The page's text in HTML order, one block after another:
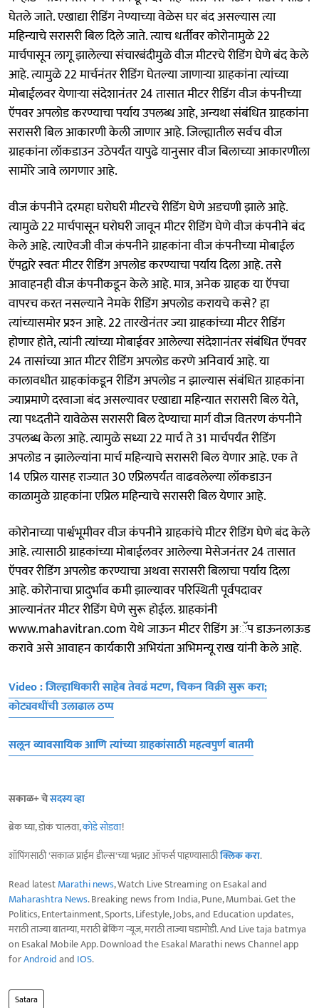
घेतले जाते. एखाद्या रीडिंग नेण्याच्या वेळेस घर बंद असल्यास त्या
महिन्याचे सरासरी बिल दिले जाते. त्याच धर्तीवर कोरोनामुळे 22
मार्चपासून लागू झालेल्या संचारबंदीमुळे वीज मीटरचे रीडिंग घेणे बंद केले
आहे. त्यामुळे 22 मार्चनंतर रीडिंग घेतल्या जाणाऱ्या ग्राहकांना त्यांच्या
मोबाईलवर येणाऱ्या संदेशानंतर 24 तासात मीटर रीडिंग वीज कंपनीच्या
ऍपवर अपलोड करण्याचा पर्याय उपलब्ध आहे, अन्यथा संबंधित ग्राहकांना
सरासरी बिल आकारणी केली जाणार आहे. जिल्ह्यातील सर्वच वीज
ग्राहकांना लॉकडाउन उठेपर्यंत यापुढे यानुसार वीज बिलाच्या आकारणीला
सामोरे जावे लागणार आहे.
वीज कंपनीने दरमहा घरोघरी मीटरचे रीडिंग घेणे अडचणी झाले आहे.
त्यामुळे 22 मार्चपासून घरोघरी जावून मीटर रीडिंग घेणे वीज कंपनीने बंद
केले आहे. त्याऐवजी वीज कंपनीने ग्राहकांना वीज कंपनीच्या मोबाईल
ऍपद्वारे स्वतः मीटर रीडिंग अपलोड करण्याचा पर्याय दिला आहे. तसे
आवाहनही वीज कंपनीकडून केले आहे. मात्र, अनेक ग्राहक या ऍपचा
वापरच करत नसल्याने नेमके रीडिंग अपलोड करायचे कसे? हा
त्यांच्यासमोर प्रश्‍न आहे. 22 तारखेनंतर ज्या ग्राहकांच्या मीटर रीडिंग
होणार होते, त्यांनी त्यांच्या मोबाईवर आलेल्या संदेशानंतर संबंधित ऍपवर
24 तासांच्या आत मीटर रीडिंग अपलोड करणे अनिवार्य आहे. या
कालावधीत ग्राहकांकडून रीडिंग अपलोड न झाल्यास संबंधित ग्राहकांना
ज्याप्रमाणे दरवाजा बंद असल्यावर एखाद्या महिन्यात सरासरी बिल येते,
त्या पध्दतीने यावेळेस सरासरी बिल देण्याचा मार्ग वीज वितरण कंपनीने
उपलब्ध केला आहे. त्यामुळे सध्या 22 मार्च ते 31 मार्चपर्यंत रीडिंग
अपलोड न झालेल्यांना मार्च महिन्याचे सरासरी बिल येणार आहे. एक ते
14 एप्रिल यासह राज्यात 30 एप्रिलपर्यंत वाढवलेल्या लॉकडाउन
काळामुळे ग्राहकांना एप्रिल महिन्याचे सरासरी बिल येणार आहे.
कोरोनाच्या पार्श्वभूमीवर वीज कंपनीने ग्राहकांचे मीटर रीडिंग घेणे बंद केले
आहे. त्यासाठी ग्राहकांच्या मोबाईलवर आलेल्या मेसेजनंतर 24 तासात
ऍपवर रीडिंग अपलोड करण्याचा अथवा सरासरी बिलाचा पर्याय दिला
आहे. कोरोनाचा प्रादुर्भाव कमी झाल्यावर परिस्थिती पूर्वपदावर
आल्यानंतर मीटर रीडिंग घेणे सुरू होईल. ग्राहकांनी
www.mahavitran.com येथे जाऊन मीटर रीडिंग अॅप डाऊनलाऊड
करावे असे आवाहन कार्यकारी अभियंता अभिमन्यू राख यांनी केले आहे.
Video : जिल्हाधिकारी साहेब तेवढं मटण, चिकन विक्री सुरू करा;
कोट्यवधींची उलाढाल ठप्प
सलून व्यावसायिक आणि त्यांच्या ग्राहकांसाठी महत्वपुर्ण बातमी
सकाळ+ चेसदस्य व्हा
ब्रेक घ्या, डोकं चालवा,कोडे सोडवा!
शॉपिंगसाठी 'सकाळ प्राईम डील्स'च्या भन्नाट ऑफर्स पाहण्यासाठीक्लिक करा.
Read latestMarathi news, Watch Live Streaming on Esakal and
Maharashtra News. Breaking news from India, Pune, Mumbai. Get the
Politics, Entertainment, Sports, Lifestyle, Jobs, and Education updates,
मराठी ताज्या बातम्या, मराठी ब्रेकिंग न्यूज, मराठी ताज्या घडामोडी. And Live taja batmya
on Esakal Mobile App. Download the Esakal Marathi news Channel app
forAndroidand IOS.
Satara